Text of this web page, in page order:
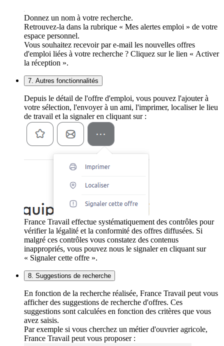
Donnez un nom à votre recherche.
Retrouvez-la dans la rubrique « Mes alertes emploi » de votre
espace personnel.
Vous souhaitez recevoir par e-mail les nouvelles offres
d'emploi liées à votre recherche ? Cliquez sur le lien « Activer
la réception ».
7. Autres fonctionnalités
Depuis le détail de l'offre d'emploi, vous pouvez l'ajouter à
votre sélection, l'envoyer à un ami, l'imprimer, localiser le lieu
de travail et la signaler en cliquant sur :
France Travail effectue systématiquement des contrôles pour
vérifier la légalité et la conformité des offres diffusées. Si
malgré ces contrôles vous constatez des contenus
inappropriés, vous pouvez nous le signaler en cliquant sur
« Signaler cette offre ».
8. Suggestions de recherche
En fonction de la recherche réalisée, France Travail peut vous
afficher des suggestions de recherche d'offres. Ces
suggestions sont calculées en fonction des critères que vous
avez saisis.
Par exemple si vous cherchez un métier d'ouvrier agricole,
France Travail peut vous proposer :